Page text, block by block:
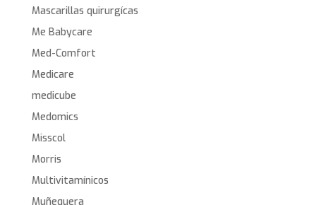
Mascarillas quirurgícas
Me Babycare
Med-Comfort
Medicare
medicube
Medomics
Misscol
Morris
Multivitamínicos
Muñequera